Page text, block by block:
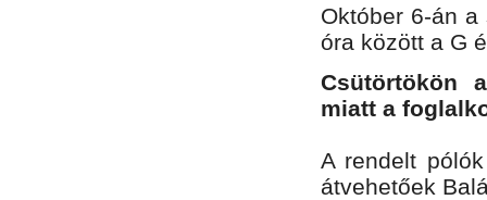
Október 6-án
óra között a G
Csütörtökön
miatt a
A rendelt
átvehetőek